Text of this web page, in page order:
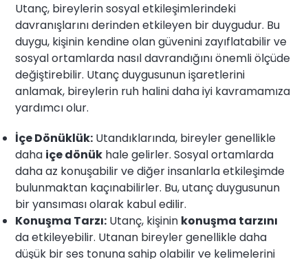
Utanç, bireylerin sosyal etkileşimlerindeki
davranışlarını derinden etkileyen bir duygudur. Bu
duygu, kişinin kendine olan güvenini zayıflatabilir ve
sosyal ortamlarda nasıl davrandığını önemli ölçüde
değiştirebilir. Utanç duygusunun işaretlerini
anlamak, bireylerin ruh halini daha iyi kavramamıza
yardımcı olur.
İçe Dönüklük: Utandıklarında, bireyler genellikle
daha içe dönük hale gelirler. Sosyal ortamlarda
daha az konuşabilir ve diğer insanlarla etkileşimde
bulunmaktan kaçınabilirler. Bu, utanç duygusunun
bir yansıması olarak kabul edilir.
Konuşma Tarzı: Utanç, kişinin konuşma tarzını
da etkileyebilir. Utanan bireyler genellikle daha
düşük bir ses tonuna sahip olabilir ve kelimelerini